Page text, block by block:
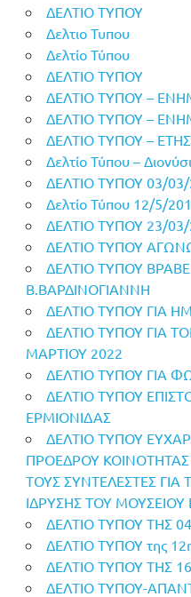
ΔΕΛΤΙΟ ΤΥΠΟΥ
Δελτιο Τυπου
Δελτίο Τύπου
ΔΕΛΤΙΟ ΤΥΠΟΥ
ΔΕΛΤΙΟ ΤΥΠΟΥ –
ΔΕΛΤΙΟ ΤΥΠΟΥ –
ΔΕΛΤΙΟ ΤΥΠΟΥ –
Δελτίο Τύπου –
ΔΕΛΤΙΟ ΤΥΠΟΥ 03/03/
Δελτίο Τύπου 12/5/
ΔΕΛΤΙΟ ΤΥΠΟΥ 23/
ΔΕΛΤΙΟ ΤΥΠΟΥ
ΔΕΛΤΙΟ ΤΥΠΟΥ
Β.ΒΑΡΔΙΝΟΓΙΑΝΝΗ
ΔΕΛΤΙΟ ΤΥΠΟΥ ΓΙΑ
ΔΕΛΤΙΟ ΤΥΠΟΥ ΓΙΑ
ΜΑΡΤΙΟΥ 2022
ΔΕΛΤΙΟ ΤΥΠΟΥ ΓΙΑ
ΔΕΛΤΙΟ ΤΥΠΟΥ
ΕΡΜΙΟΝΙΔΑΣ
ΔΕΛΤΙΟ ΤΥΠΟΥ
ΠΡΟΕΔΡΟΥ
ΤΟΥΣ ΣΥΝΤΕΛΕΣΤΕΣ
ΙΔΡΥΣΗΣ ΤΟΥ
ΔΕΛΤΙΟ ΤΥΠΟΥ ΤΗΣ
ΔΕΛΤΙΟ ΤΥΠΟΥ της
ΔΕΛΤΙΟ ΤΥΠΟΥ ΤΗΣ
ΔΕΛΤΙΟ ΤΥΠΟΥ-